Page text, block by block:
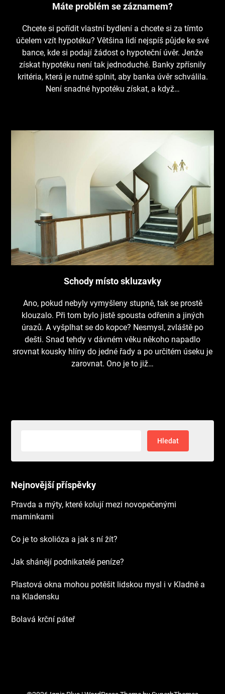
Máte problém se záznamem?
Chcete si pořídit vlastní bydlení a chcete si za tímto
účelem vzít hypotéku? Většina lidí nejspíš půjde ke své
bance, kde si podají žádost o hypoteční úvěr. Jenže
získat hypotéku není tak jednoduché. Banky zpřísnily
kritéria, která je nutné splnit, aby banka úvěr schválila.
Není snadné hypotéku získat, a když…
Schody místo skluzavky
Ano, pokud nebyly vymyšleny stupně, tak se prostě
klouzalo. Při tom bylo jistě spousta odřenin a jiných
úrazů. A vyšplhat se do kopce? Nesmysl, zvláště po
dešti. Snad tehdy v dávném věku někoho napadlo
srovnat kousky hlíny do jedné řady a po určitém úseku je
zarovnat. Ono je to již…
Nejnovější příspěvky
Pravda a mýty, které kolují mezi novopečenými
maminkami
Co je to skolióza a jak s ní žít?
Jak shánějí podnikatelé peníze?
Plastová okna mohou potěšit lidskou mysl i v Kladně a
na Kladensku
Bolavá krční páteř